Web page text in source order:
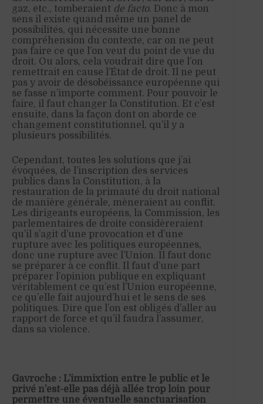
gaz, etc., tomberaient de facto. Donc à mon
sens il existe quand même un panel de
possibilités, qui nécessite une bonne
compréhension du contexte, car on ne peut
pas faire ce que l’on veut du point de vue du
droit. Ou alors, cela voudrait dire que l’on
remettrait en cause l’État de droit. Il ne peut
pas y avoir de désobéissance européenne qui
se fasse n’importe comment. Pour pouvoir le
faire, il faut changer la Constitution. Et c’est
ensuite, dans la façon dont on aborde ce
changement constitutionnel, qu’il y a
plusieurs possibilités.
Cependant, toutes les solutions que j’ai
évoquées, de l’inscription des services
publics dans la Constitution, à la
restauration de la primauté du droit national
de manière générale, mèneraient au conflit.
Les dirigeants européens, la Commission, les
parlementaires de droite considèreraient
qu’il s’agit d’une provocation et d’une
rupture avec les politiques européennes,
donc une rupture avec l’Union. Il faut donc
se préparer à ce conflit. Il faut d’une part
préparer l’opinion publique en expliquant
véritablement ce qu’est l’Union européenne,
ce qu’elle fait aujourd’hui et le sens de ses
politiques. Dire que l’on est obligés d’aller au
rapport de force et qu’il faudra l’assumer,
dans sa violence.
Gavroche : L’immixtion entre le public et le
privé n’est-elle pas déjà allée trop loin pour
permettre une éventuelle sanctuarisation